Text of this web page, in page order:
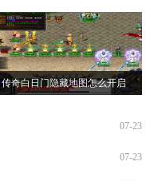
传奇白日门隐藏地图怎么开启
07-23
07-23